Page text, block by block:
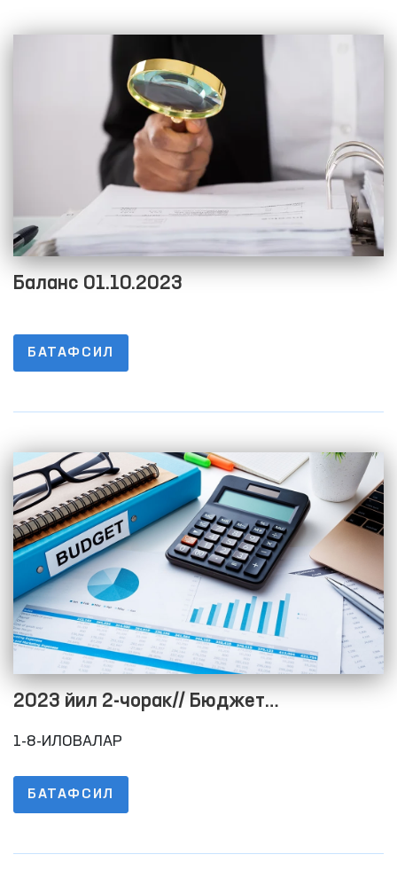
Баланс 01.10.2023
БАТАФСИЛ
2023 йил 2-чорак// Бюджет
жараёнининг очиқлигини таъминлаш
маълумотларни жойлаштириш тартиби
тўғрисидаги низомнинг 1-8-ИЛОВАЛАРИ
1-8-ИЛОВАЛАР
БАТАФСИЛ